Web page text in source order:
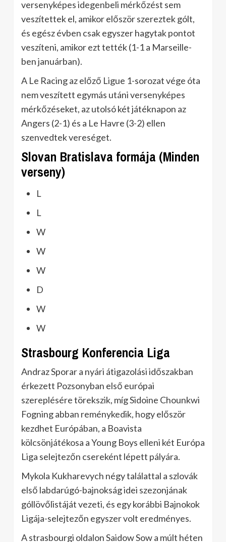
versenyképes idegenbeli mérkőzést sem
veszítettek el, amikor először szereztek gólt,
és egész évben csak egyszer hagytak pontot
veszíteni, amikor ezt tették (1-1 a Marseille-
ben januárban).
A Le Racing az előző Ligue 1-sorozat vége óta
nem veszített egymás utáni versenyképes
mérkőzéseket, az utolsó két játéknapon az
Angers (2-1) és a Le Havre (3-2) ellen
szenvedtek vereséget.
Slovan Bratislava formája (Minden
verseny)
L
L
W
W
W
D
W
W
Strasbourg Konferencia Liga
Andraz Sporar a nyári átigazolási időszakban
érkezett Pozsonyban első európai
szereplésére törekszik, míg Sidoine Chounkwi
Fogning abban reménykedik, hogy először
kezdhet Európában, a Boavista
kölcsönjátékosa a Young Boys elleni két Európa
Liga selejtezőn csereként lépett pályára.
Mykola Kukharevych négy találattal a szlovák
első labdarúgó-bajnokság idei szezonjának
góllövőlistáját vezeti, és egy korábbi Bajnokok
Ligája-selejtezőn egyszer volt eredményes.
A strasbourgi oldalon Saidow Sow a múlt héten